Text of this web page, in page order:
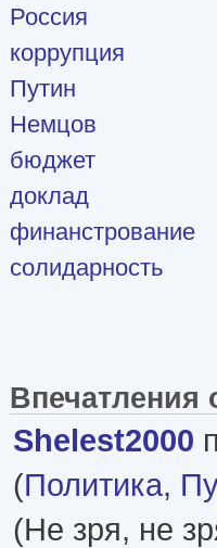
Россия
коррупция
Путин
Немцов
бюджет
доклад
финанстрование
солидарность
Впечатления
Shelest2000
(Политика,
(Не зря, не